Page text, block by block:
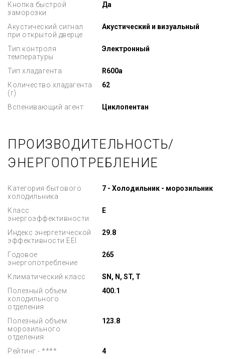
Кнопка быстрой
заморозки
Да
Акустический сигнал
при открытой дверце
Акустический и визуальный
Тип контроля
температуры
Электронный
Тип хладагента
R600a
Количество хладагента
(г)
62
Вспенивающий агент Циклопентан
ПРОИЗВОДИТЕЛЬНОСТЬ/
ЭНЕРГОПОТРЕБЛЕНИЕ
Категория бытового
холодильника
7 - Холодильник - морозильник
Класс
энергоэффективности
E
Индекс энергетической
эффективности EEI
29.8
Годовое
энергопотребление
265
Климатический класс
SN, N, ST, T
Полезный объем
холодильного
отделения
400.1
Полезный объем
морозильного
отделения
123.8
Рейтинг - ****
4